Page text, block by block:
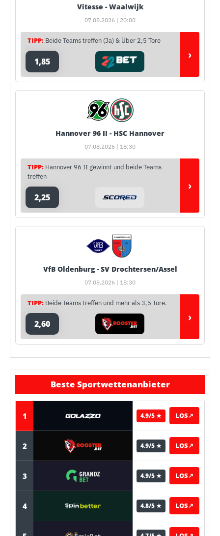
Vitesse - Waalwijk
07.08.2026 | 20:00
TIPP: Beide Teams treffen (Ja) & Über 2,5 Tore
1,85 ›
Hannover 96 II - HSC Hannover
07.08.2026 | 18:30
TIPP: Hannover 96 II gewinnt und beide Teams
treffen
2,25
›
VfB Oldenburg - SV Drochtersen/Assel
07.08.2026 | 18:30
TIPP: Beide Teams treffen und mehr als 3,5 Tore.
2,60 ›
Beste Sportwettenanbieter
1 4.9/5 ★ LOS↗
2 4.9/5 ★ LOS↗
3 4.9/5 ★ LOS↗
4 4.8/5 ★ LOS↗